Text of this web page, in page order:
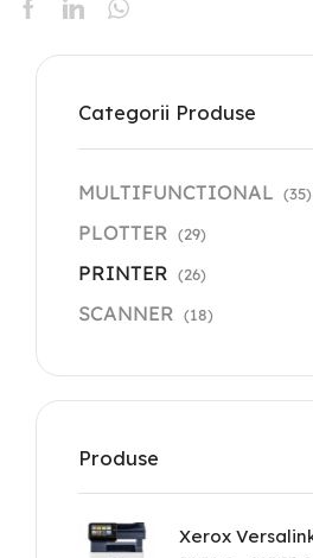
Categorii Produse
MULTIFUNCTIONAL (35)
PLOTTER (29)
PRINTER (26)
SCANNER (18)
Produse